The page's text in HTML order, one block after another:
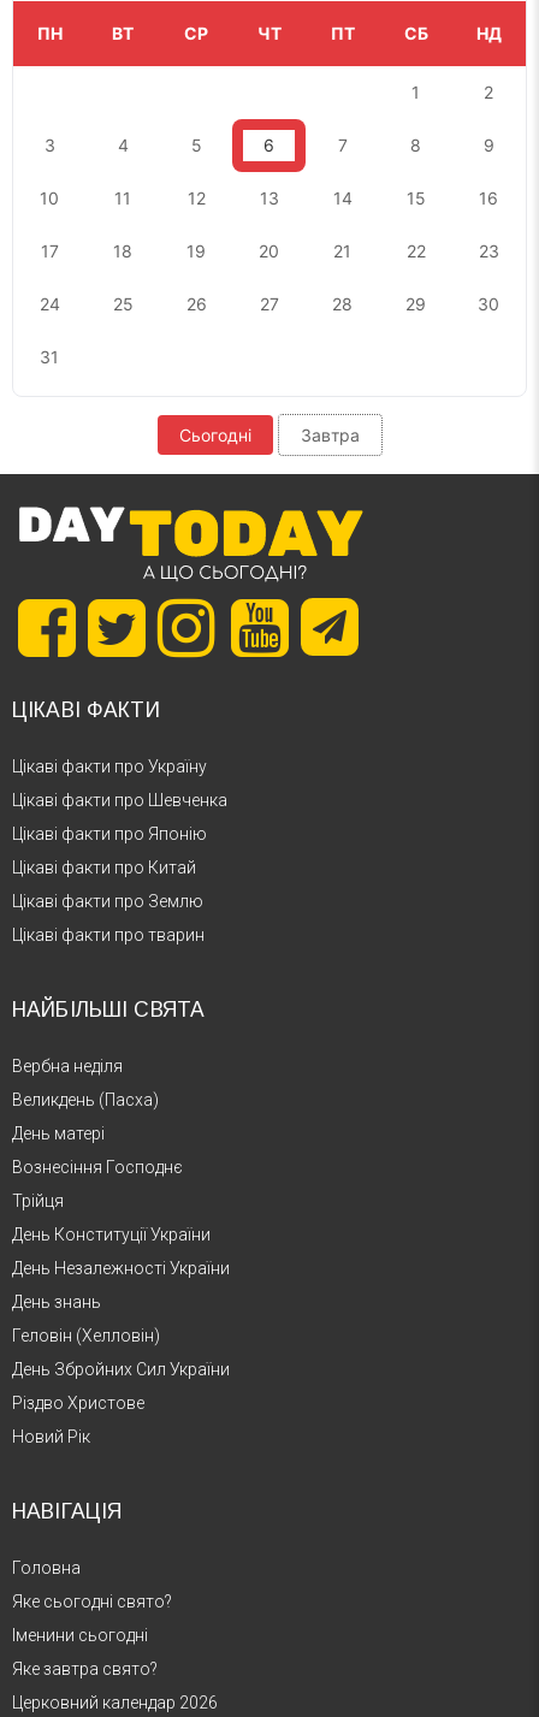
ПН ВТ СР ЧТ ПТ СБ НД
1 2
3 4 5 6 7 8 9
10 11 12 13 14 15 16
17 18 19 20 21 22 23
24 25 26 27 28 29 30
31
Сьогодні Завтра
ЦІКАВІ ФАКТИ
Цікаві факти про Україну
Цікаві факти про Шевченка
Цікаві факти про Японію
Цікаві факти про Китай
Цікаві факти про Землю
Цікаві факти про тварин
НАЙБІЛЬШІ СВЯТА
Вербна неділя
Великдень (Пасха)
День матері
Вознесіння Господнє
Трійця
День Конституції України
День Незалежності України
День знань
Геловін (Хелловін)
День Збройних Сил України
Різдво Христове
Новий Рік
НАВІГАЦІЯ
Головна
Яке сьогодні свято?
Іменини сьогодні
Яке завтра свято?
Церковний календар 2026